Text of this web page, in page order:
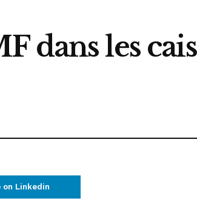
dans les
on Linkedin